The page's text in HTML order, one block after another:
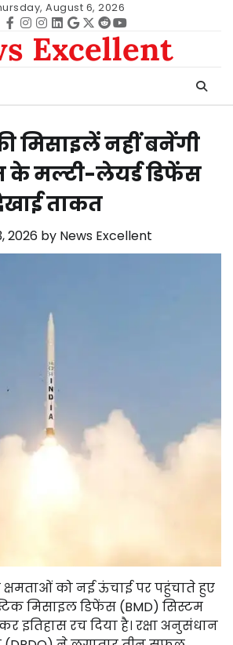
August 6, 2026
facebook
Instagram
instagram
Linkedin
google
Twitter
redditYoutube
Excellent
मिसाइलें नहीं बनेंगी
के मल्टी-लेयर्ड डिफेंस
ताकत
2026 by News Excellent
क्षमताओं को नई ऊंचाई पर पहुंचाते हुए
मिसाइल डिफेंस (BMD) सिस्टम
इतिहास रच दिया है। रक्षा अनुसंधान